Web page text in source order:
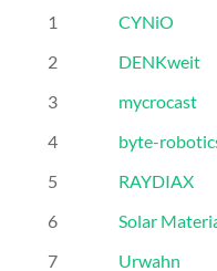
Platz Name
1 CYNiO
2
DENKweit
3
mycrocast
4
byte-
5
RAYDIAX
6
Solar
7
Urwahn